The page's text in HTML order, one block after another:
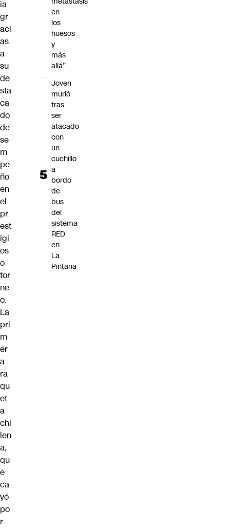
ia
gr
aci
as
a
su
de
sta
ca
do
de
se
m
pe
ño
en
el
pr
est
igi
os
o
tor
ne
o.
La
pri
m
er
a
ra
qu
et
a
chi
len
a,
qu
e
ca
yó
po
r
en
los
huesos
y
más
allá”
Joven
murió
tras
ser
atacado
con
un
cuchillo
a
bordo
de
bus
del
sistema
RED
en
La
Pintana